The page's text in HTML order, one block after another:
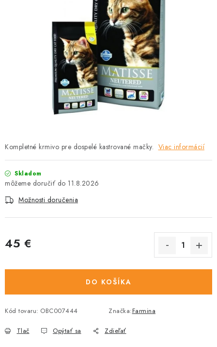
HOSPODÁRSKE ZVIERATÁ
GELOREN KĽBOVÁ VÝŽIVA
Bonusový program
Kompletné krmivo pre dospelé kastrované mačky. Viac informácií
Skladom
11.8.2026
Možnosti doručenia
45 €
DO KOŠÍKA
Kód tovaru: OBC007444 Značka:Farmina
Tlač Opýtať sa Zdieľať